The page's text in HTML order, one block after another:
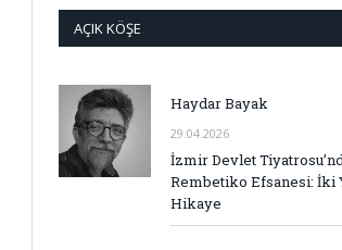
AÇIK KÖŞE
Haydar Bayak
29.04.2026
İzmir Devlet
Rembetiko Efsanesi: İki
Hikaye